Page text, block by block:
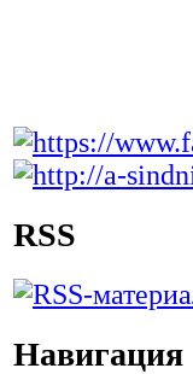
RSS
Навигация